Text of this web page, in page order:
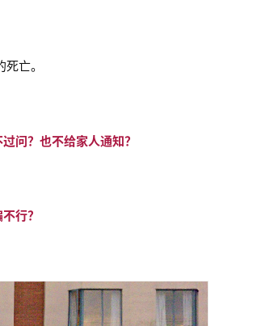
亡。
问？也不给家人通知？
行？